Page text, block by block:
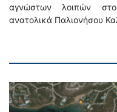
αγνώστων λοιπών
ανατολικά Παλιονήσου